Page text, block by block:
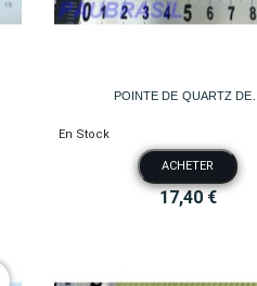
POINTE DE QUARTZ DE...
En Stock
ACHETER
17,40 €